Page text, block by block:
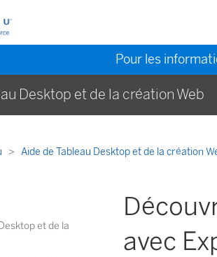
Pour les
Desktop et de la création Web
Aide de Tableau Desktop et de la création
et de la
avec